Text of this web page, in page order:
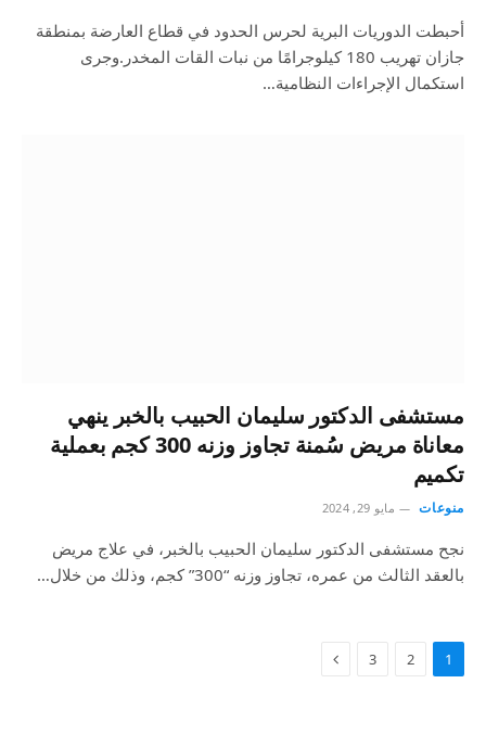
أحبطت الدوريات البرية لحرس الحدود في قطاع العارضة بمنطقة
جازان تهريب 180 كيلوجرامًا من نبات القات المخدر.وجرى
استكمال الإجراءات النظامية…
مستشفى الدكتور سليمان الحبيب بالخبر ينهي
معاناة مريض سُمنة تجاوز وزنه 300 كجم بعملية
تكميم
منوعات مايو 29, 2024
نجح مستشفى الدكتور سليمان الحبيب بالخبر، في علاج مريض
بالعقد الثالث من عمره، تجاوز وزنه “300” كجم، وذلك من خلال…
1
2
3